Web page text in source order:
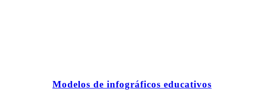
Modelos de infográficos educativos